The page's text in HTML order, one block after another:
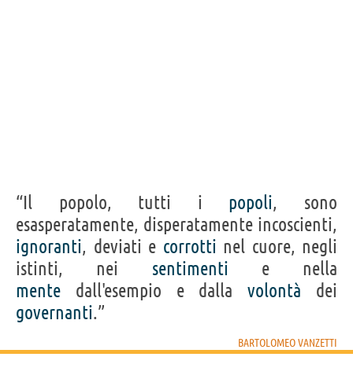
“Il popolo, tutti i popoli, sono
esasperatamente, disperatamente incoscienti,
ignoranti, deviati e corrotti nel cuore, negli
istinti, nei sentimenti e nella
mente dall'esempio e dallavolontà dei
governanti.”
BARTOLOMEO VANZETTI